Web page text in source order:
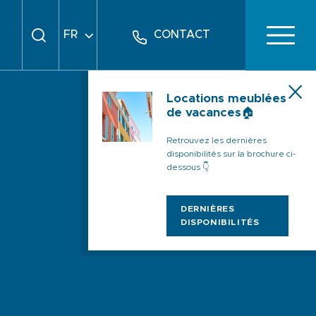
FR CONTACT
Locations meublées
de vacances🏠
Retrouvez les dernières
disponibilités sur la brochure ci-
dessous 👇
DERNIÈRES
DISPONIBILITÉS